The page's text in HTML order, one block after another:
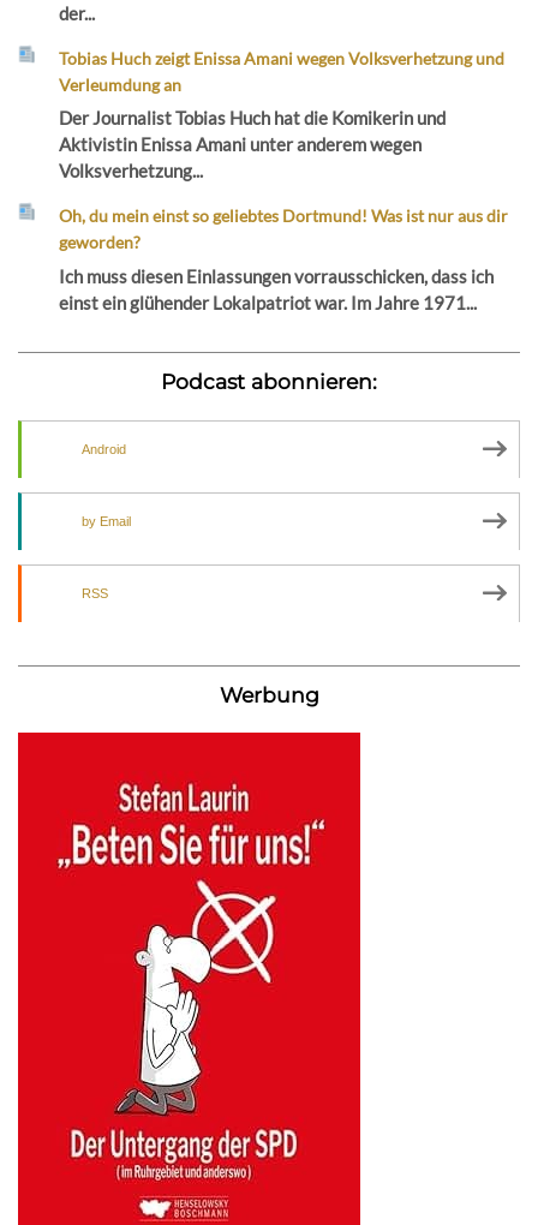
der...
Tobias Huch zeigt Enissa Amani wegen Volksverhetzung und
Verleumdung an
Der Journalist Tobias Huch hat die Komikerin und
Aktivistin Enissa Amani unter anderem wegen
Volksverhetzung...
Oh, du mein einst so geliebtes Dortmund! Was ist nur aus dir
geworden?
Ich muss diesen Einlassungen vorrausschicken, dass ich
einst ein glühender Lokalpatriot war. Im Jahre 1971...
Podcast abonnieren:
Android
by Email
RSS
Werbung